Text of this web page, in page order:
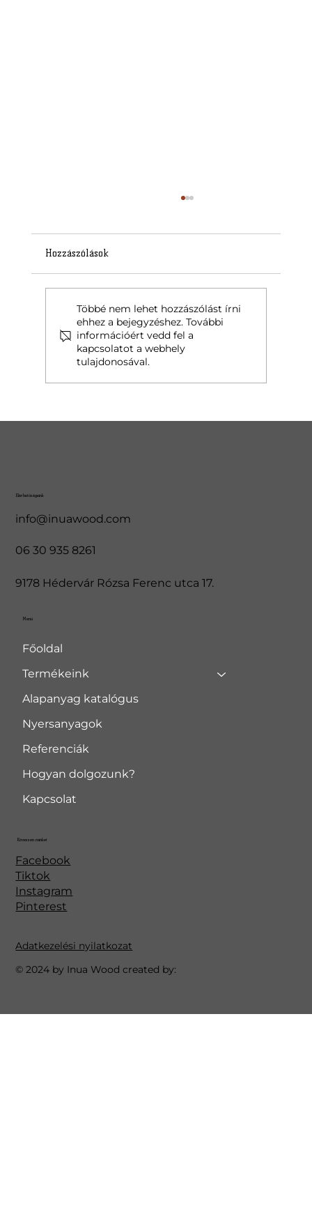
Epoxi asztal az Inua Woodtól - egyedi és
Hozzászólások
Többé nem lehet hozzászólást írni
ehhez a bejegyzéshez. További
információért vedd fel a
kapcsolatot a webhely
tulajdonosával.
Elérhetőségeink
info@inuawood.com
06 30 935 8261
9178 Hédervár Rózsa Ferenc utca 17.
Menü
Főoldal
Termékeink
Alapanyag katalógus
Nyersanyagok
Referenciák
Hogyan dolgozunk?
Kapcsolat
Facebook
Tiktok
Instagram
Pinterest
Kövessen minket
© 2024 by Inua Wood created by:
Adatkezelési nyilatkozat